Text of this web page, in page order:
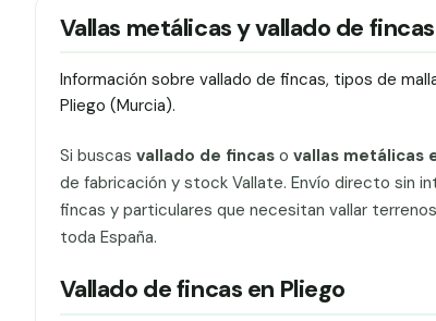
Vallas metálicas y vallado de
Información sobre vallado de fincas, tipos de
Pliego (Murcia).
Si buscas vallado de fincaso vallas metálicas
de fabricación y stock Vallate. Envío directo sin
fincas y particulares que necesitan vallar
toda España.
Vallado de fincas en Pliego